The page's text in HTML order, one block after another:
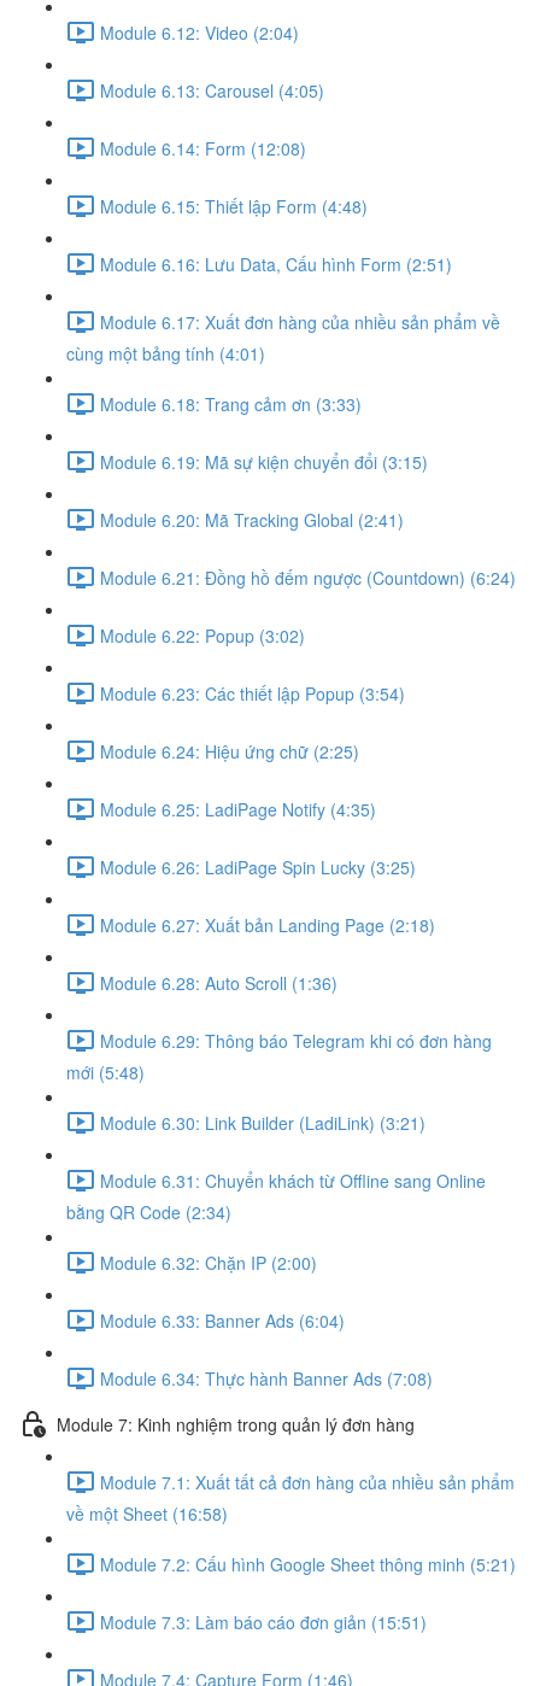
Module 6.12: Video (2:04)
Module 6.13: Carousel (4:05)
Module 6.14: Form (12:08)
Module 6.15: Thiết lập Form (4:48)
Module 6.16: Lưu Data, Cấu hình Form (2:51)
Module 6.17: Xuất đơn hàng của nhiều sản phẩm về
cùng một bảng tính (4:01)
Module 6.18: Trang cảm ơn (3:33)
Module 6.19: Mã sự kiện chuyển đổi (3:15)
Module 6.20: Mã Tracking Global (2:41)
Module 6.21: Đồng hồ đếm ngược (Countdown) (6:24)
Module 6.22: Popup (3:02)
Module 6.23: Các thiết lập Popup (3:54)
Module 6.24: Hiệu ứng chữ (2:25)
Module 6.25: LadiPage Notify (4:35)
Module 6.26: LadiPage Spin Lucky (3:25)
Module 6.27: Xuất bản Landing Page (2:18)
Module 6.28: Auto Scroll (1:36)
Module 6.29: Thông báo Telegram khi có đơn hàng
mới (5:48)
Module 6.30: Link Builder (LadiLink) (3:21)
Module 6.31: Chuyển khách từ Offline sang Online
bằng QR Code (2:34)
Module 6.32: Chặn IP (2:00)
Module 6.33: Banner Ads (6:04)
Module 6.34: Thực hành Banner Ads (7:08)
Module 7: Kinh nghiệm trong quản lý đơn hàng
Module 7.1: Xuất tất cả đơn hàng của nhiều sản phẩm
về một Sheet (16:58)
Module 7.2: Cấu hình Google Sheet thông minh (5:21)
Module 7.3: Làm báo cáo đơn giản (15:51)
Module 7.4: Capture Form (1:46)